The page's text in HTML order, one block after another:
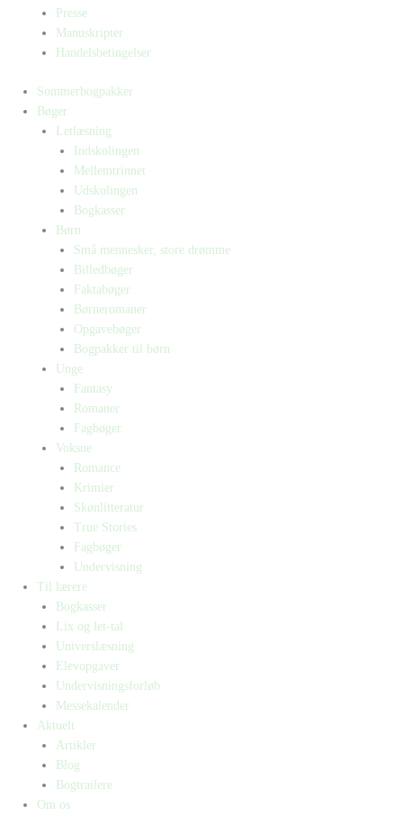
Presse
Manuskripter
Handelsbetingelser
Sommerbogpakker
Bøger
Letlæsning
Indskolingen
Mellemtrinnet
Udskolingen
Bogkasser
Børn
Små mennesker, store drømme
Billedbøger
Faktabøger
Børneromaner
Opgavebøger
Bogpakker til børn
Unge
Fantasy
Romaner
Fagbøger
Voksne
Romance
Krimier
Skønlitteratur
True Stories
Fagbøger
Undervisning
Til lærere
Bogkasser
Lix og let-tal
Universlæsning
Elevopgaver
Undervisningsforløb
Messekalender
Aktuelt
Artikler
Blog
Bogtrailere
Om os